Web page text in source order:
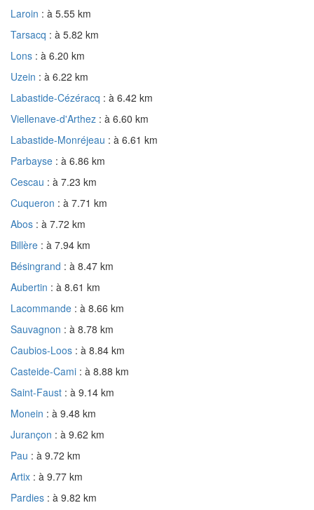
Laroin : à 5.55 km
Tarsacq : à 5.82 km
Lons : à 6.20 km
Uzein : à 6.22 km
Labastide-Cézéracq : à 6.42 km
Viellenave-d'Arthez : à 6.60 km
Labastide-Monréjeau : à 6.61 km
Parbayse : à 6.86 km
Cescau : à 7.23 km
Cuqueron : à 7.71 km
Abos : à 7.72 km
Billère : à 7.94 km
Bésingrand : à 8.47 km
Aubertin : à 8.61 km
Lacommande : à 8.66 km
Sauvagnon : à 8.78 km
Caubios-Loos : à 8.84 km
Casteide-Cami : à 8.88 km
Saint-Faust : à 9.14 km
Monein : à 9.48 km
Jurançon : à 9.62 km
Pau : à 9.72 km
Artix : à 9.77 km
Pardies : à 9.82 km